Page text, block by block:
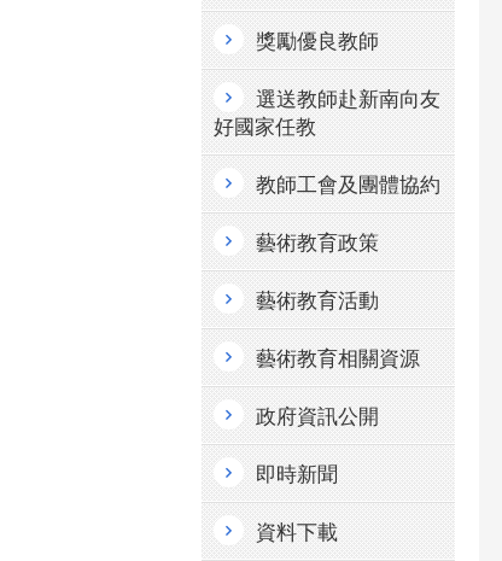
獎勵優良教師
選送教師赴新南向友
好國家任教
教師工會及團體協約
藝術教育政策
藝術教育活動
藝術教育相關資源
政府資訊公開
即時新聞
資料下載